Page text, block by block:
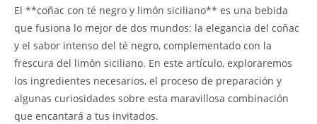
El **coñac con té negro y limón siciliano** es una bebida
que fusiona lo mejor de dos mundos: la elegancia del coñac
y el sabor intenso del té negro, complementado con la
frescura del limón siciliano. En este artículo, exploraremos
los ingredientes necesarios, el proceso de preparación y
algunas curiosidades sobre esta maravillosa combinación
que encantará a tus invitados.